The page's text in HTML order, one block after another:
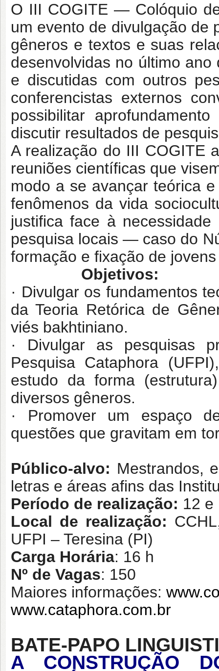
O III COGITE — Colóquio
um evento de divulgação de
gêneros e textos e suas
desenvolvidas no último
e discutidas com outros
conferencistas externos
possibilitar
discutir resultados de
A realização do III COGITE
reuniões científicas que
modo a se avançar teórica
fenômenos da vida
justifica face à
pesquisa locais — caso do
formação e fixação de
Objetivos:
· Divulgar os fundamentos
da Teoria Retórica de
viés bakhtiniano.
· Divulgar as pesquisas
Pesquisa Cataphora
estudo da forma
diversos gêneros.
· Promover um espaço
questões que gravitam em
Público-alvo: Mestrandos,
letras e áreas afins das
Período de realização: 12 e
Local de realização:
UFPI – Teresina (PI)
Carga Horária: 16 h
Nº de Vagas: 150
Maiores informações:
www.cataphora.com.br
BATE-PAPO
A CONSTRUÇÃO